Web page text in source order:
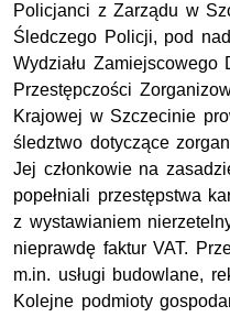
Policjanci z Zarządu w
Śledczego Policji, pod
Wydziału Zamiejscowego
Przestępczości
Krajowej w Szczecinie
śledztwo dotyczące
Jej członkowie na
popełniali przestępstwa
z wystawianiem
nieprawdę faktur VAT.
m.in. usługi budowlane,
Kolejne podmioty